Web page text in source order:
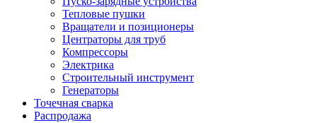
Тепловые пушки
Вращатели и позиционеры
Центраторы для труб
Компрессоры
Электрика
Строительный инструмент
Генераторы
Точечная сварка
Распродажа